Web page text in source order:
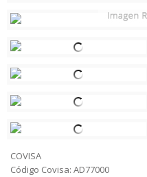
COVISA
Código Covisa: AD77000